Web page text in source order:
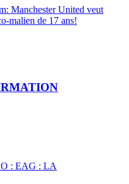
Manchester United veut
malien de 17 ans!
: EAG : LA